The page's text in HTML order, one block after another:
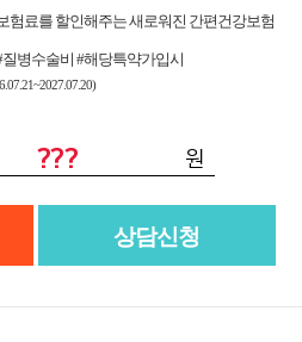
험료를 할인해주는 새로워진 간편건강보험
병수술비 #해당특약가입시
??? 원
상담신청